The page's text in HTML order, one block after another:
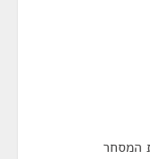
המסחר